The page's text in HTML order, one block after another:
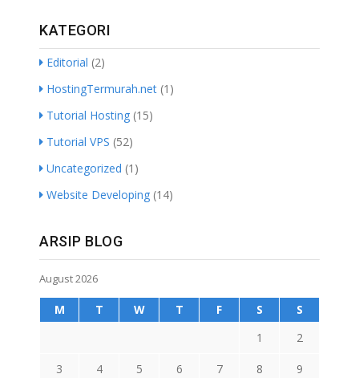
KATEGORI
Editorial (2)
HostingTermurah.net (1)
Tutorial Hosting (15)
Tutorial VPS (52)
Uncategorized (1)
Website Developing (14)
ARSIP BLOG
August 2026
M T W T F S S
1 2
3 4 5 6 7 8 9